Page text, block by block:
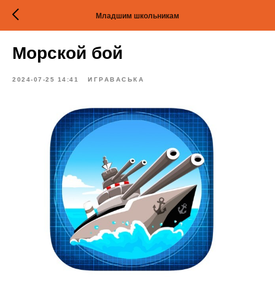
Младшим школьникам
Морской бой
2024-07-25 14:41 ИГРАВАСЬКА